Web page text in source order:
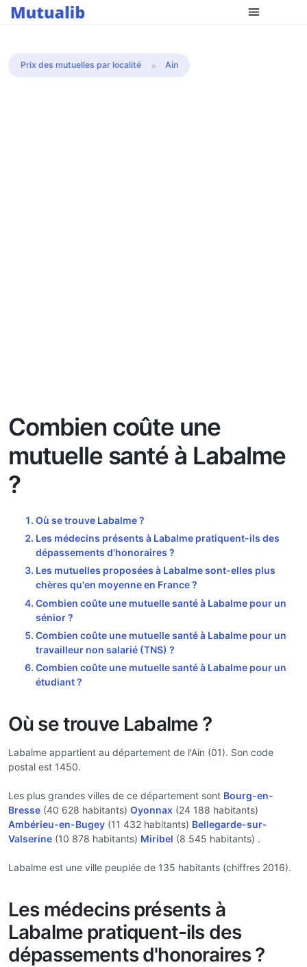
Comparer les mutuelles
Prix des mutuelles par localité Ain
Combien coûte une
mutuelle santé à Labalme
?
Où se trouve Labalme ?
Les médecins présents à Labalme pratiquent-ils des
dépassements d'honoraires ?
Les mutuelles proposées à Labalme sont-elles plus
chères qu'en moyenne en France ?
Combien coûte une mutuelle santé à Labalme pour un
sénior ?
Combien coûte une mutuelle santé à Labalme pour un
travailleur non salarié (TNS) ?
Combien coûte une mutuelle santé à Labalme pour un
étudiant ?
Où se trouve Labalme ?
Labalme appartient au département de l'Ain (01). Son code
postal est 1450.
Les plus grandes villes de ce département sont Bourg-en-
Bresse (40 628 habitants) Oyonnax (24 188 habitants)
Ambérieu-en-Bugey (11 432 habitants) Bellegarde-sur-
Valserine (10 878 habitants) Miribel (8 545 habitants) .
Labalme est une ville peuplée de 135 habitants (chiffres 2016).
Les médecins présents à
Labalme pratiquent-ils des
dépassements d'honoraires ?